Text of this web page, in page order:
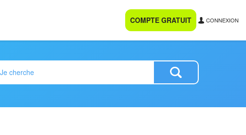
COMPTE GRATUIT CONNEXION